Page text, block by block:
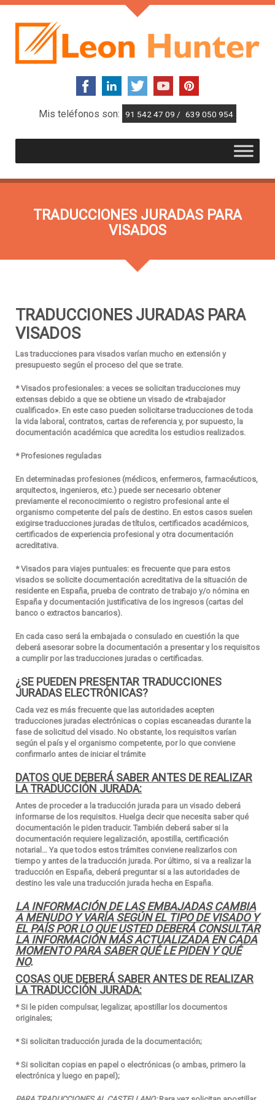
Mis teléfonos son: 91 542 47 09 / 639 050 954
TRADUCCIONES JURADAS PARA
VISADOS
TRADUCCIONES JURADAS PARA
VISADOS
Las traducciones para visados varían mucho en extensión y
presupuesto según el proceso del que se trate.
* Visados profesionales: a veces se solicitan traducciones muy
extensas debido a que se obtiene un visado de «trabajador
cualificado». En este caso pueden solicitarse traducciones de toda
la vida laboral, contratos, cartas de referencia y, por supuesto, la
documentación académica que acredita los estudios realizados.
* Profesiones reguladas
En determinadas profesiones (médicos, enfermeros, farmacéuticos,
arquitectos, ingenieros, etc.) puede ser necesario obtener
previamente el reconocimiento o registro profesional ante el
organismo competente del país de destino. En estos casos suelen
exigirse traducciones juradas de títulos, certificados académicos,
certificados de experiencia profesional y otra documentación
acreditativa.
* Visados para viajes puntuales: es frecuente que para estos
visados se solicite documentación acreditativa de la situación de
residente en España, prueba de contrato de trabajo y/o nómina en
España y documentación justificativa de los ingresos (cartas del
banco o extractos bancarios).
En cada caso será la embajada o consulado en cuestión la que
deberá asesorar sobre la documentación a presentar y los requisitos
a cumplir por las traducciones juradas o certificadas.
¿SE PUEDEN PRESENTAR TRADUCCIONES
JURADAS ELECTRÓNICAS?
Cada vez es más frecuente que las autoridades acepten
traducciones juradas electrónicas o copias escaneadas durante la
fase de solicitud del visado. No obstante, los requisitos varían
según el país y el organismo competente, por lo que conviene
confirmarlo antes de iniciar el trámite
DATOS QUE DEBERÁ SABER ANTES DE REALIZAR
LA TRADUCCIÓN JURADA:
Antes de proceder a la traducción jurada para un visado deberá
informarse de los requisitos. Huelga decir que necesita saber qué
documentación le piden traducir. También deberá saber si la
documentación requiere legalización, apostilla, certificación
notarial… Ya que todos estos trámites conviene realizarlos con
tiempo y antes de la traducción jurada. Por último, si va a realizar la
traducción en España, deberá preguntar si a las autoridades de
destino les vale una traducción jurada hecha en España.
LA INFORMACIÓN DE LAS EMBAJADAS CAMBIA
A MENUDO Y VARÍA SEGÚN EL TIPO DE VISADO Y
EL PAÍS POR LO QUE USTED DEBERÁ CONSULTAR
LA INFORMACIÓN MÁS ACTUALIZADA EN CADA
MOMENTO PARA SABER QUÉ LE PIDEN Y QUÉ
NO.
COSAS QUE DEBERÁ SABER ANTES DE REALIZAR
LA TRADUCCIÓN JURADA:
* Si le piden compulsar, legalizar, apostillar los documentos
originales;
* Si solicitan traducción jurada de la documentación;
* Si solicitan copias en papel o electrónicas (o ambas, primero la
electrónica y luego en papel);